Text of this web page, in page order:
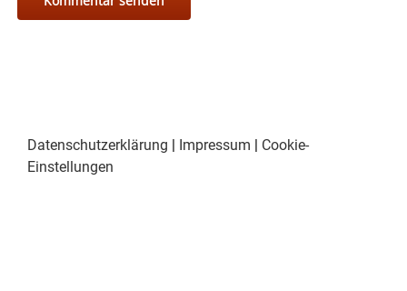
Datenschutzerklärung Impressum
Cookie-
Einstellungen